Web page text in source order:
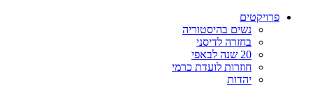
פרויקטים
נשים בהיסטוריה
בחזרה לדיסני
20 שנה לבאפי
חוזרות לועדת כרמי
יהדות